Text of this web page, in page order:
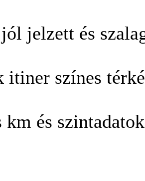
jelzett és
itiner színes
km és szintadatok